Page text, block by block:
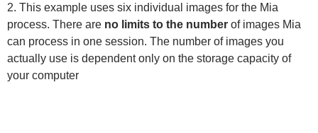
2. This example uses six individual images for the Mia
process. There are no limits to the number of images Mia
can process in one session. The number of images you
actually use is dependent only on the storage capacity of
your computer